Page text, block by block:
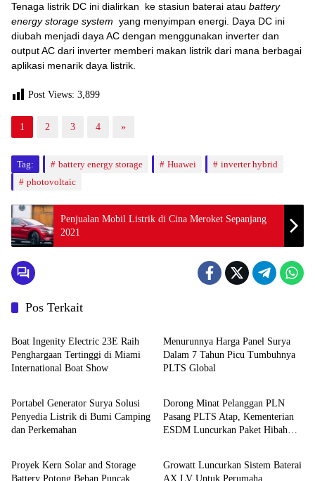
Tenaga listrik DC ini dialirkan ke stasiun baterai atau battery
energy storage system yang menyimpan energi. Daya DC ini
diubah menjadi daya AC dengan menggunakan inverter dan
output AC dari inverter memberi makan listrik dari mana berbagai
aplikasi menarik daya listrik.
Post Views: 3,899
1 2 3 4 »
Tag: battery energy storage Huawei
inverter hybrid
photovoltaic
Penjualan Mobil Listrik di Cina Meroket Sepanjang
2021
Pos Terkait
Solar PV
Boat Ingenity Electric 23E Raih
Penghargaan Tertinggi di Miami
International Boat Show
Menurunnya Harga Panel Surya
Dalam 7 Tahun Picu Tumbuhnya
PLTS Global
Solar PV
Portabel Generator Surya Solusi
Penyedia Listrik di Bumi Camping
dan Perkemahan
Solar PV
Dorong Minat Pelanggan PLN
Pasang PLTS Atap, Kementerian
ESDM Luncurkan Paket Hibah
Solar PV
Proyek Kern Solar and Storage
Battery Potong Beban Puncak
Solar PV
Growatt Luncurkan Sistem Baterai
AX LV Untuk Perumaha